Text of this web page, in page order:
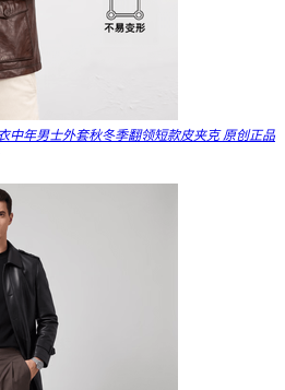
中年男士外套秋冬季翻领短款皮夹克 原创正品